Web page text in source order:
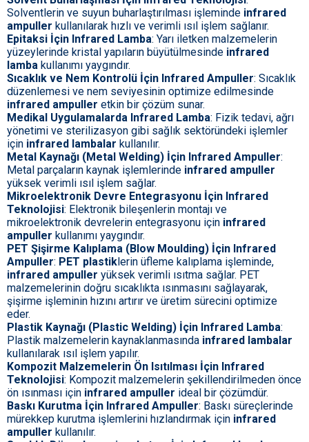
Solventlerin ve suyun buharlaştırılması işleminde infrared
ampuller kullanılarak hızlı ve verimli ısıl işlem sağlanır.
Epitaksi İçin Infrared Lamba: Yarı iletken malzemelerin
yüzeylerinde kristal yapıların büyütülmesinde infrared
lamba kullanımı yaygındır.
Sıcaklık ve Nem Kontrolü İçin Infrared Ampuller: Sıcaklık
düzenlemesi ve nem seviyesinin optimize edilmesinde
infrared ampuller etkin bir çözüm sunar.
Medikal Uygulamalarda Infrared Lamba: Fizik tedavi, ağrı
yönetimi ve sterilizasyon gibi sağlık sektöründeki işlemler
için infrared lambalar kullanılır.
Metal Kaynağı (Metal Welding) İçin Infrared Ampuller:
Metal parçaların kaynak işlemlerinde infrared ampuller
yüksek verimli ısıl işlem sağlar.
Mikroelektronik Devre Entegrasyonu İçin Infrared
Teknolojisi: Elektronik bileşenlerin montajı ve
mikroelektronik devrelerin entegrasyonu için infrared
ampuller kullanımı yaygındır.
PET Şişirme Kalıplama (Blow Moulding) İçin Infrared
Ampuller: PET plastik lerin üfleme kalıplama işleminde,
infrared ampuller yüksek verimli ısıtma sağlar. PET
malzemelerinin doğru sıcaklıkta ısınmasını sağlayarak,
şişirme işleminin hızını artırır ve üretim sürecini optimize
eder.
Plastik Kaynağı (Plastic Welding) İçin Infrared Lamba:
Plastik malzemelerin kaynaklanmasında infrared lambalar
kullanılarak ısıl işlem yapılır.
Kompozit Malzemelerin Ön Isıtılması İçin Infrared
Teknolojisi: Kompozit malzemelerin şekillendirilmeden önce
ön ısınması için infrared ampuller ideal bir çözümdür.
Baskı Kurutma İçin Infrared Ampuller: Baskı süreçlerinde
mürekkep kurutma işlemlerini hızlandırmak için infrared
ampuller kullanılır.